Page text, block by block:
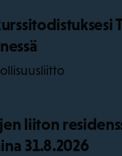
liiton
31.8.2026